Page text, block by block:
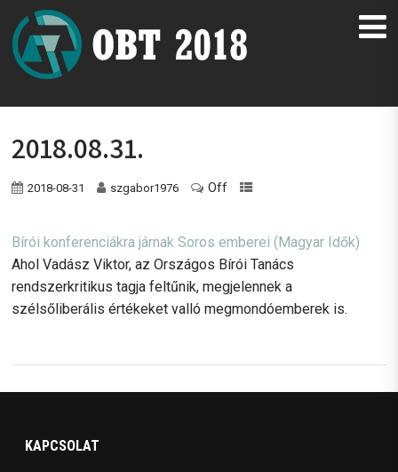
2018.08.31.
2018-08-31 szgabor1976 Off
Bírói konferenciákra járnak Soros emberei (Magyar Idők)
Ahol Vadász Viktor, az Országos Bírói Tanács
rendszerkritikus tagja feltűnik, megjelennek a
szélsőliberális értékeket valló megmondóemberek is.
KAPCSOLAT